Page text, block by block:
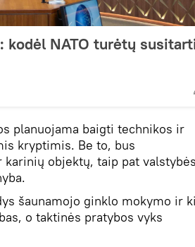
kodėl NATO turėtų
planuojama baigti technikos ir
kryptimis. Be to, bus
objektų, taip pat valstybės
šaunamojo ginklo mokymo ir
o taktinės pratybos vyks